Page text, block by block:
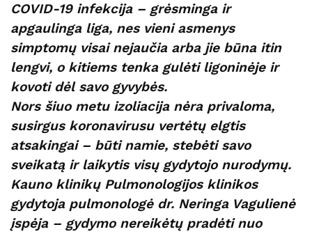
COVID-19 infekcija – grėsminga ir
apgaulinga liga, nes vieni asmenys
simptomų visai nejaučia arba jie būna itin
lengvi, o kitiems tenka gulėti ligoninėje ir
kovoti dėl savo gyvybės.
Nors šiuo metu izoliacija nėra privaloma,
susirgus koronavirusu vertėtų elgtis
atsakingai – būti namie, stebėti savo
sveikatą ir laikytis visų gydytojo nurodymų.
Kauno klinikų Pulmonologijos klinikos
gydytoja pulmonologė dr. Neringa Vagulienė
įspėja – gydymo nereikėtų pradėti nuo